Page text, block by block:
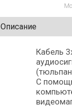
Описание
Кабель
С